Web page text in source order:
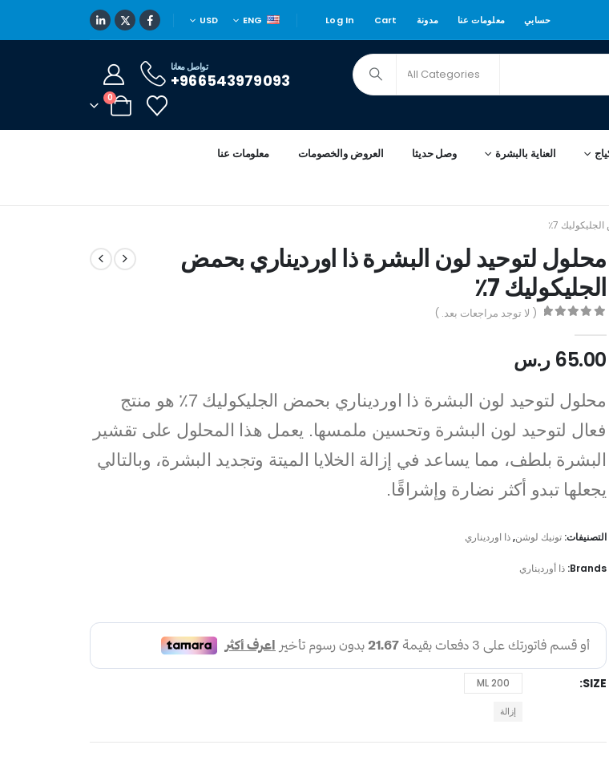
حسابي معلومات عنا مدونة Cart
Log In
ENG
USD
تواصل معانا
966543979093+
0
العناية بالبشرة وصل حديثا العروض والخصومات معلومات عنا
7٪
محلول لتوحيد لون البشرة ذا اورديناري بحمض
الجليكوليك 7٪
( لا توجد مراجعات بعد. )
65.00 ر.س
محلول لتوحيد لون البشرة ذا اورديناري بحمض الجليكوليك 7٪ هو منتج
فعال لتوحيد لون البشرة وتحسين ملمسها. يعمل هذا المحلول على تقشير
البشرة بلطف، مما يساعد في إزالة الخلايا الميتة وتجديد البشرة، وبالتالي
يجعلها تبدو أكثر نضارة وإشراقًا.
التصنيفات: تونيك لوشن,ذا اورديناري
Brands: ذا أورديناري
SIZE
200 ML
إزالة